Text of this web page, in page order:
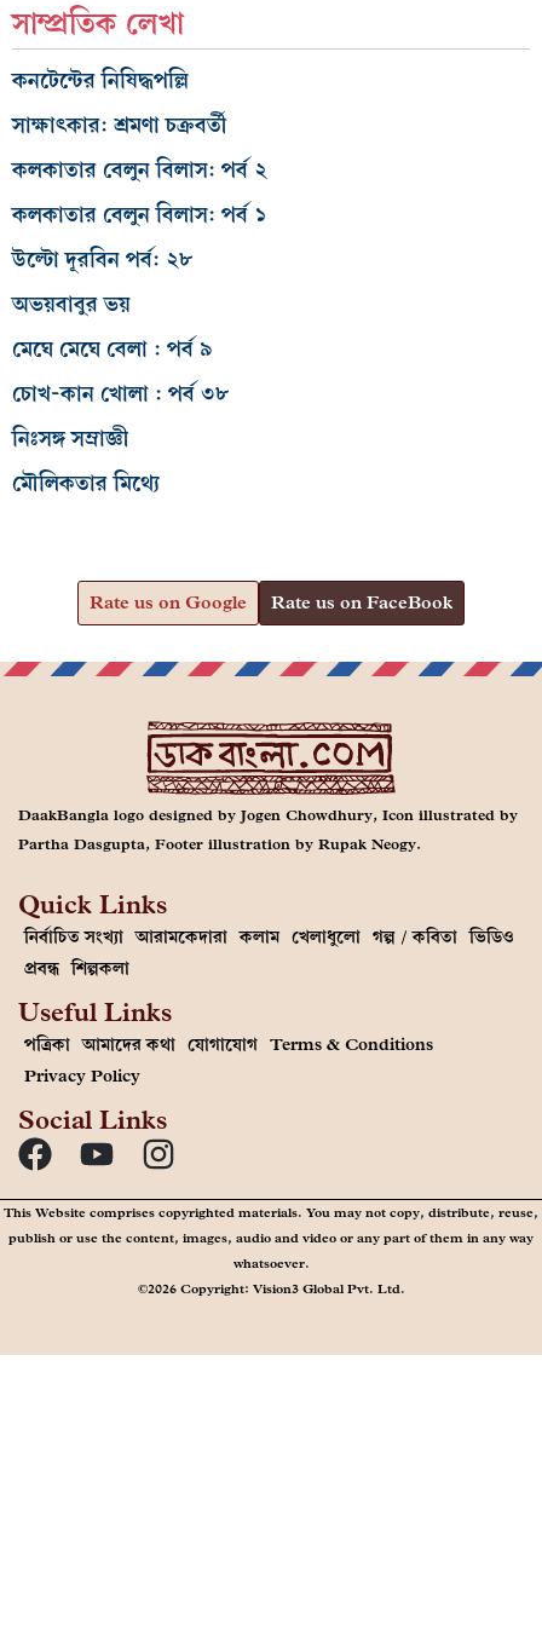
সাম্প্রতিক লেখা
কনটেন্টের নিষিদ্ধপল্লি
সাক্ষাৎকার: শ্রমণা চক্রবর্তী
কলকাতার বেলুন বিলাস: পর্ব ২
কলকাতার বেলুন বিলাস: পর্ব ১
উল্টো দূরবিন পর্ব: ২৮
অভয়বাবুর ভয়
মেঘে মেঘে বেলা : পর্ব ৯
চোখ-কান খোলা : পর্ব ৩৮
নিঃসঙ্গ সম্রাজ্ঞী
মৌলিকতার মিথ্যে
Rate us on Google Rate us on FaceBook
DaakBangla logo designed by Jogen Chowdhury, Icon illustrated by
Partha Dasgupta, Footer illustration by Rupak Neogy.
Quick Links
নির্বাচিত সংখ্যা আরামকেদারা কলাম খেলাধুলো গল্প / কবিতা ভিডিও
প্রবন্ধ শিল্পকলা
Useful Links
পত্রিকা আমাদের কথা যোগাযোগ Terms & Conditions
Privacy Policy
Social Links
This Website comprises copyrighted materials. You may not copy, distribute, reuse,
publish or use the content, images, audio and video or any part of them in any way
whatsoever.
©2026 Copyright: Vision3 Global Pvt. Ltd.